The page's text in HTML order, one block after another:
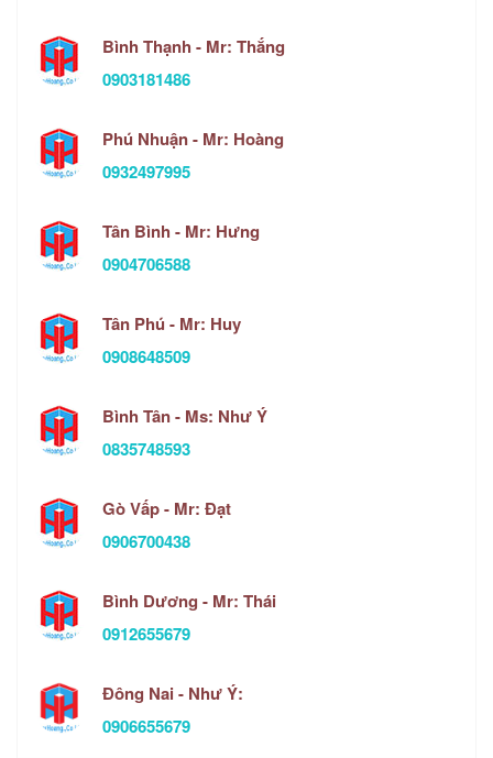
Bình Thạnh - Mr: Thắng
0903181486
Phú Nhuận - Mr: Hoàng
0932497995
Tân Bình - Mr: Hưng
0904706588
Tân Phú - Mr: Huy
0908648509
Bình Tân - Ms: Như Ý
0835748593
Gò Vấp - Mr: Đạt
0906700438
Bình Dương - Mr: Thái
0912655679
Đông Nai - Như Ý:
0906655679